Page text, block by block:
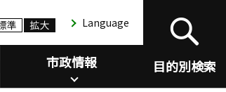
Language
目的別検索
市政情報